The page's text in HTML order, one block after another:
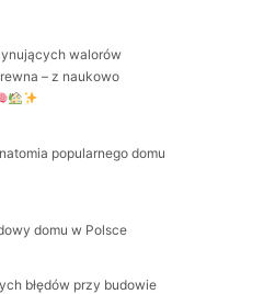
walorów
– z naukowo
popularnego domu
domu w Polsce
błędów przy budowie